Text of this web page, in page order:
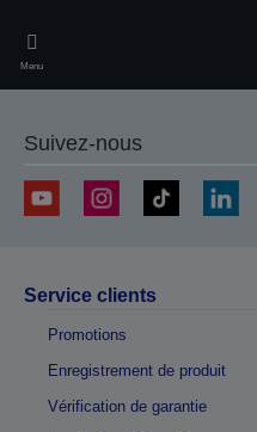
main
content
Menu
Suivez-nous
Service clients
Promotions
Enregistrement de produit
Vérification de garantie